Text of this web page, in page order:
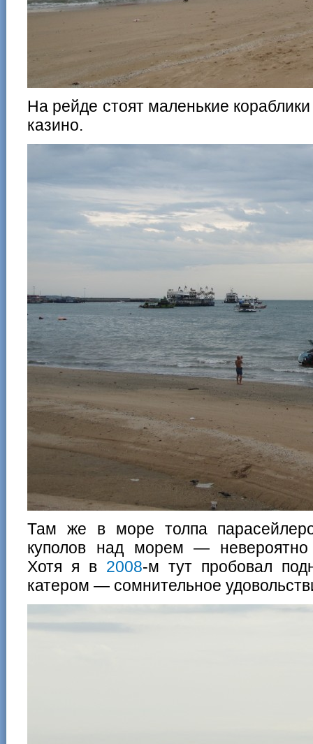
На рейде стоят маленькие
казино.
Там же в море толпа
куполов над морем — невероятно
Хотя я в 2008-м тут пробовал
катером — сомнительное